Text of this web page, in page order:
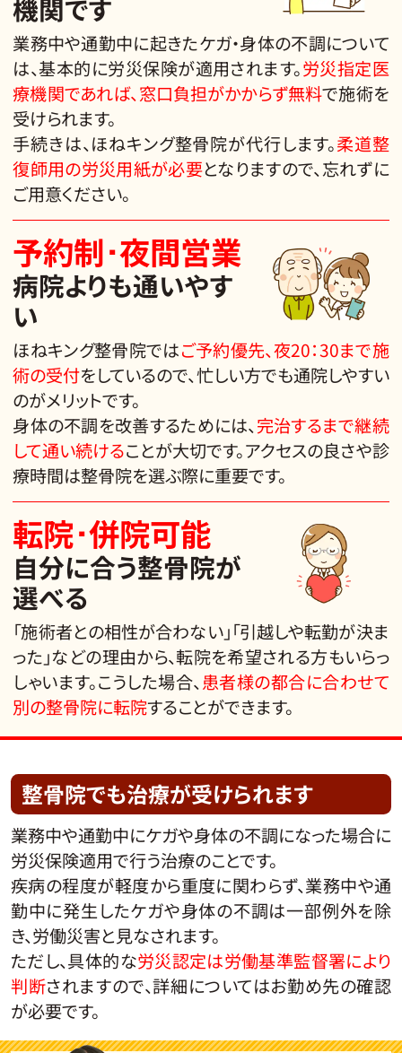
機関です
業務中や通勤中に起きたケガ・身体の不調について
は、基本的に労災保険が適用されます。労災指定医
療機関であれば、窓口負担がかからず無料で施術を
受けられます。
手続きは、ほねキング整骨院が代行します。柔道整
復師用の労災用紙が必要となりますので、忘れずに
ご用意ください。
予約制･夜間営業
病院よりも通いやす
い
ほねキング整骨院ではご予約優先、夜20：30まで施
術の受付をしているので、忙しい方でも通院しやすい
のがメリットです。
身体の不調を改善するためには、完治するまで継続
して通い続けることが大切です。アクセスの良さや診
療時間は整骨院を選ぶ際に重要です。
転院･併院可能
自分に合う整骨院が
選べる
「施術者との相性が合わない」「引越しや転勤が決ま
った」などの理由から、転院を希望される方もいらっ
しゃいます。こうした場合、患者様の都合に合わせて
別の整骨院に転院することができます。
整骨院でも治療が受けられます
業務中や通勤中にケガや身体の不調になった場合に
労災保険適用で行う治療のことです。
疾病の程度が軽度から重度に関わらず、業務中や通
勤中に発生したケガや身体の不調は一部例外を除
き、労働災害と見なされます。
ただし、具体的な労災認定は労働基準監督署により
判断されますので、詳細についてはお勤め先の確認
が必要です。